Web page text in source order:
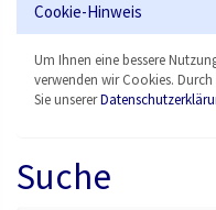
Cookie-Hinweis
Um Ihnen eine bessere
verwenden wir Cookies.
Sie unserer
Suche